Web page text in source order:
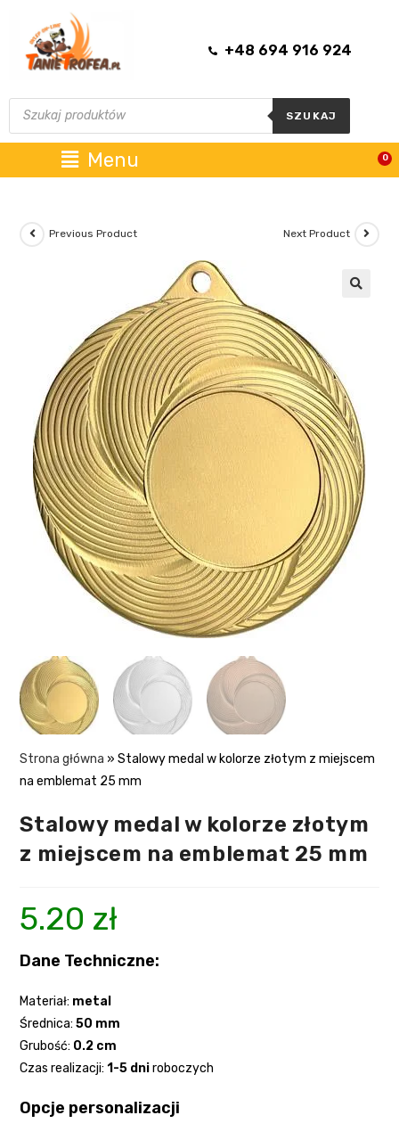
+48 694 916 924
SZUKAJ
Menu 0
Previous Product Next Product
Strona główna »Stalowy medal w kolorze złotym z miejscem
na emblemat 25 mm
Stalowy medal w kolorze złotym
z miejscem na emblemat 25 mm
5.20 zł
Dane Techniczne:
Materiał: metal
Średnica:50 mm
Grubość: 0.2 cm
Czas realizacji:1-5 dniroboczych
Opcje personalizacji